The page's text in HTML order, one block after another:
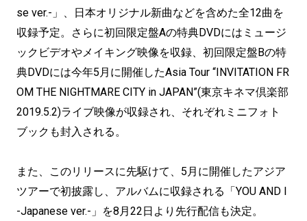
se ver.-」、日本オリジナル新曲などを含めた全12曲を
収録予定。さらに初回限定盤Aの特典DVDにはミュージ
ックビデオやメイキング映像を収録、初回限定盤Bの特
典DVDには今年5月に開催したAsia Tour “INVITATION FR
OM THE NIGHTMARE CITY in JAPAN”(東京キネマ倶楽部
2019.5.2)ライブ映像が収録され、それぞれミニフォト
ブックも封入される。
また、このリリースに先駆けて、5月に開催したアジア
ツアーで初披露し、アルバムに収録される「YOU AND I
-Japanese ver.-」を8月22日より先行配信も決定。